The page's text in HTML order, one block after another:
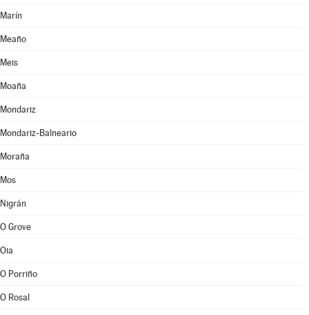
Marín
Meaño
Meis
Moaña
Mondariz
Mondariz-Balneario
Moraña
Mos
Nigrán
O Grove
Oia
O Porriño
O Rosal